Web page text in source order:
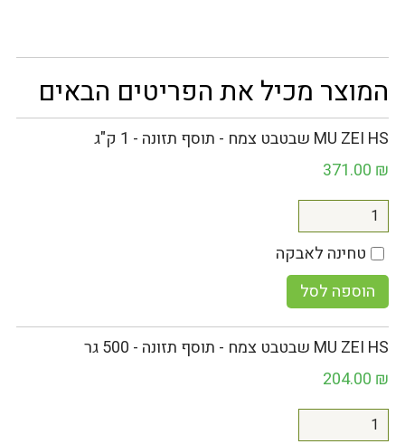
המוצר מכיל את הפריטים הבאים
MU ZEI HS שבטבט צמח - תוסף תזונה - 1 ק"ג
371.00 ₪
טחינה לאבקה
הוספה לסל
MU ZEI HS שבטבט צמח - תוסף תזונה - 500 גר
204.00 ₪